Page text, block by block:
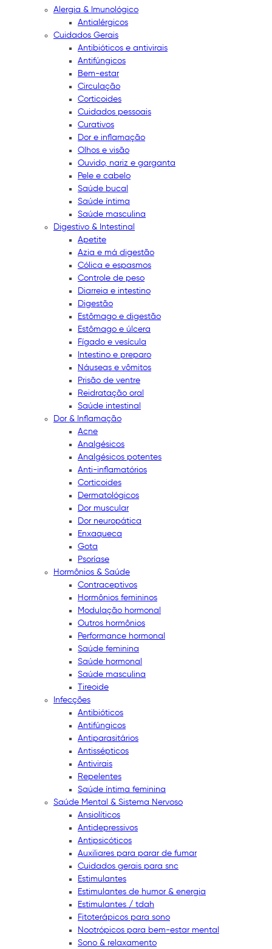
Alergia & Imunológico
Antialérgicos
Cuidados Gerais
Antibióticos e antivirais
Antifúngicos
Bem-estar
Circulação
Corticoides
Cuidados pessoais
Curativos
Dor e inflamação
Olhos e visão
Ouvido, nariz e garganta
Pele e cabelo
Saúde bucal
Saúde íntima
Saúde masculina
Digestivo & Intestinal
Apetite
Azia e má digestão
Cólica e espasmos
Controle de peso
Diarreia e intestino
Digestão
Estômago e digestão
Estômago e úlcera
Fígado e vesícula
Intestino e preparo
Náuseas e vômitos
Prisão de ventre
Reidratação oral
Saúde intestinal
Dor & Inflamação
Acne
Analgésicos
Analgésicos potentes
Anti-inflamatórios
Corticoides
Dermatológicos
Dor muscular
Dor neuropática
Enxaqueca
Gota
Psoríase
Hormônios & Saúde
Contraceptivos
Hormônios femininos
Modulação hormonal
Outros hormônios
Performance hormonal
Saúde feminina
Saúde hormonal
Saúde masculina
Tireoide
Infecções
Antibióticos
Antifúngicos
Antiparasitários
Antissépticos
Antivirais
Repelentes
Saúde íntima feminina
Saúde Mental & Sistema Nervoso
Ansiolíticos
Antidepressivos
Antipsicóticos
Auxiliares para parar de fumar
Cuidados gerais para snc
Estimulantes
Estimulantes de humor & energia
Estimulantes / tdah
Fitoterápicos para sono
Nootrópicos para bem-estar mental
Sono & relaxamento